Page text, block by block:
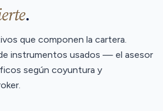
.
que componen la cartera.
instrumentos usados — el asesor
según coyuntura y